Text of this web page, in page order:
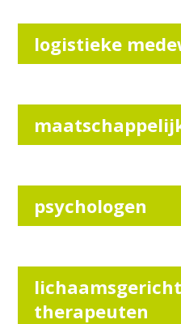
logistieke
psychologen
therapeuten